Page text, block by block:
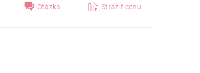
Otázka Strážiť cenu